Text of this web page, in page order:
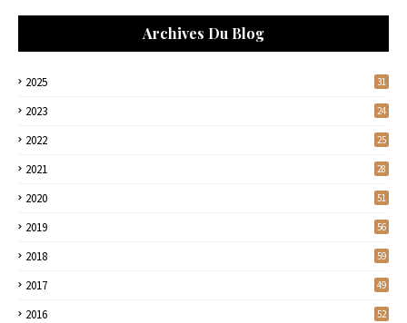
Archives Du Blog
2025 31
2023 24
2022 25
2021 28
2020 51
2019 56
2018 59
2017 49
2016 52